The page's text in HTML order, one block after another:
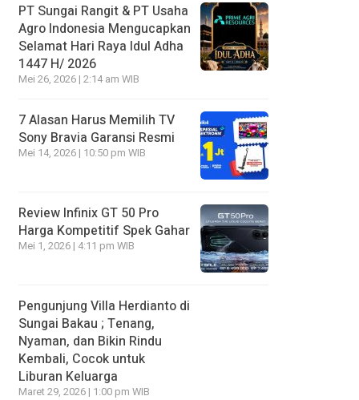
PT Sungai Rangit & PT Usaha
Agro Indonesia Mengucapkan
Selamat Hari Raya Idul Adha
1447 H/ 2026
Mei 26, 2026 | 2:14 am WIB
7 Alasan Harus Memilih TV
Sony Bravia Garansi Resmi
Mei 14, 2026 | 10:50 pm WIB
Review Infinix GT 50 Pro
Harga Kompetitif Spek Gahar
Mei 1, 2026 | 4:11 pm WIB
Pengunjung Villa Herdianto di
Sungai Bakau ; Tenang,
Nyaman, dan Bikin Rindu
Kembali, Cocok untuk
Liburan Keluarga
Maret 29, 2026 | 1:00 pm WIB